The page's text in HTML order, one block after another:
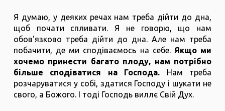
Я думаю, у деяких речах нам треба дійти до дна,
щоб почати спливати. Я не говорю, що нам
обов'язково треба дійти до дна. Але нам треба
побачити, де ми сподіваємось на себе. Якщо ми
хочемо принести багато плоду, нам потрібно
більше сподіватися на Господа. Нам треба
розчаруватися у собі, здатися Господу і шукати не
свого, а Божого. І тоді Господь виллє Свій Дух.